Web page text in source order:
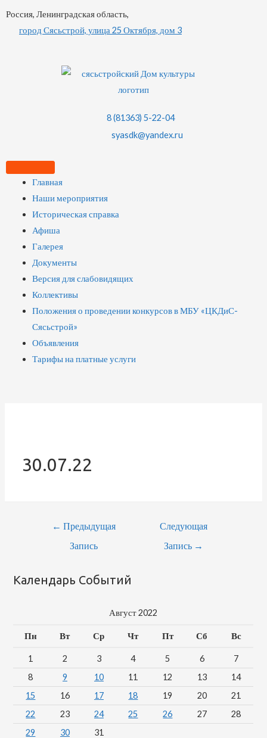
Россия, Ленинградская область,
город Сясьстрой, улица 25 Октября, дом 3
8 (81363) 5-22-04
syasdk@yandex.ru
Главная
Наши мероприятия
Историческая справка
Афиша
Галерея
Документы
Версия для слабовидящих
Коллективы
Положения о проведении конкурсов в МБУ «ЦКДиС-
Сясьстрой»
Объявления
Тарифы на платные услуги
30.07.22
← Предыдущая
Запись
Следующая
Запись →
Календарь Событий
Август 2022
Пн Вт Ср Чт Пт Сб Вс
1 2 3 4 5 6
7
8
9 10 11 12 13
14
15
16 17 18 19 20
21
22
23 24 25 26 27
28
29
30 31